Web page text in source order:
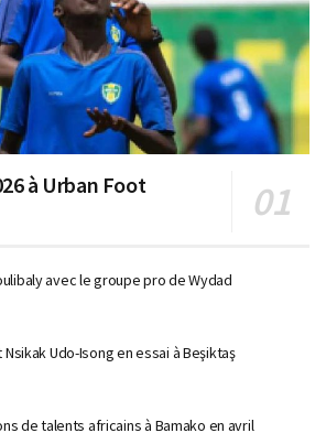
à Urban Foot
avec le groupe pro de Wydad
Nsikak Udo-Isong en essai à Beşiktaş
de talents africains à Bamako en avril